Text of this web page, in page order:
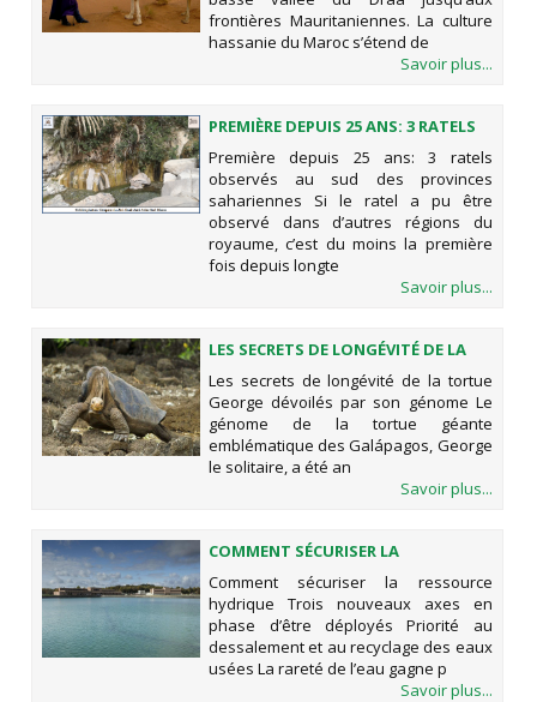
frontières Mauritaniennes. La culture
hassanie du Maroc s’étend de
Savoir plus...
PREMIÈRE DEPUIS 25 ANS: 3 RATELS
OBSERVÉS AU SUD DES PROVINCES
SAHARIENNES
Première depuis 25 ans: 3 ratels
observés au sud des provinces
sahariennes Si le ratel a pu être
observé dans d’autres régions du
royaume, c’est du moins la première
fois depuis longte
Savoir plus...
LES SECRETS DE LONGÉVITÉ DE LA
TORTUE GEORGE DÉVOILÉS PAR SON
GÉNOME
Les secrets de longévité de la tortue
George dévoilés par son génome Le
génome de la tortue géante
emblématique des Galápagos, George
le solitaire, a été an
Savoir plus...
COMMENT SÉCURISER LA
RESSOURCE HYDRIQUE
Comment sécuriser la ressource
hydrique Trois nouveaux axes en
phase d’être déployés Priorité au
dessalement et au recyclage des eaux
usées La rareté de l’eau gagne p
Savoir plus...